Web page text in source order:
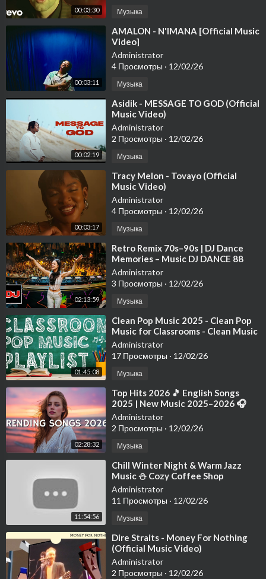
00:03:30 Музыка
00:03:11
⁣AMALON - N'IMANA [Official Music
Video]
Administrator
4 Просмотры · 12/02/26
Музыка
00:02:19
⁣Asidik - MESSAGE TO GOD (Official
Music Video)
Administrator
2 Просмотры · 12/02/26
Музыка
00:03:17
⁣Tracy Melon - Tovayo (Official
Music Video)
Administrator
4 Просмотры · 12/02/26
Музыка
02:13:59
⁣Retro Remix 70s–90s | DJ Dance
Memories – Music DJ DANCE 88
Administrator
3 Просмотры · 12/02/26
Музыка
01:45:08
⁣Clean Pop Music 2025 - Clean Pop
Music for Classrooms - Clean Music
Playlist
Administrator
17 Просмотры · 12/02/26
Музыка
02:28:32
⁣Top Hits 2026 🎵 English Songs
2025 | New Music 2025–2026 🎧
Spotify & TikTok Weekly Hits
Administrator
2 Просмотры · 12/02/26
Музыка
11:54:56
⁣Chill Winter Night & Warm Jazz
Music ⛄ Cozy Coffee Shop
Ambience with Smooth Jazz
Instrumental M
Administrator
11 Просмотры · 12/02/26
Музыка
⁣Dire Straits - Money For Nothing
(Official Music Video)
Administrator
2 Просмотры · 12/02/26